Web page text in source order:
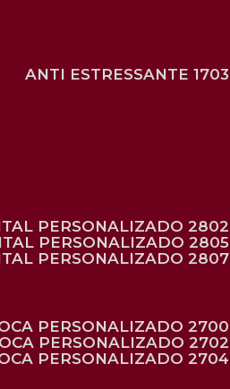
ANTI ESTRESSANTE 1703
PERSONALIZADO 2802
PERSONALIZADO 2805
PERSONALIZADO 2807
PERSONALIZADO 2700
PERSONALIZADO 2702
PERSONALIZADO 2704